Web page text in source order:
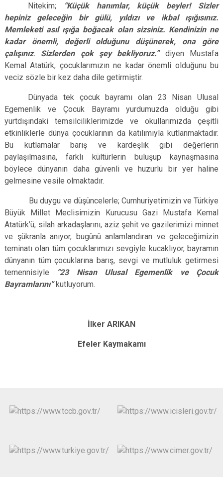
Nitekim;
“Küçük hanımlar, küçük beyler! Sizler
hepiniz geleceğin bir gülü, yıldızı ve ikbal ışığısınız.
Memleketi asıl ışığa boğacak olan sizsiniz. Kendinizin ne
kadar önemli, değerli olduğunu düşünerek, ona göre
çalışınız. Sizlerden çok şey bekliyoruz.”diyen Mustafa
Kemal Atatürk, çocuklarımızın ne kadar önemli olduğunu bu
veciz sözle bir kez daha dile getirmiştir.
Dünyada tek çocuk bayramı olan 23 Nisan Ulusal
Egemenlik ve Çocuk Bayramı yurdumuzda olduğu gibi
yurtdışındaki temsilciliklerimizde ve okullarımızda çeşitli
etkinliklerle dünya çocuklarının da katılımıyla kutlanmaktadır.
Bu kutlamalar barış ve kardeşlik gibi değerlerin
paylaşılmasına, farklı kültürlerin buluşup kaynaşmasına
böylece dünyanın daha güvenli ve huzurlu bir yer haline
gelmesine vesile olmaktadır.
Bu duygu ve düşüncelerle; Cumhuriyetimizin ve Türkiye
Büyük Millet Meclisimizin Kurucusu Gazi Mustafa Kemal
Atatürk’ü, silah arkadaşlarını, aziz şehit ve gazilerimizi minnet
ve şükranla anıyor, bugünü anlamlandıran ve geleceğimizin
teminatı olan tüm çocuklarımızı sevgiyle kucaklıyor, bayramın
dünyanın tüm çocuklarına barış, sevgi ve mutluluk getirmesi
temennisiyle
“23 Nisan Ulusal Egemenlik ve Çocuk
Bayramlarını”kutluyorum.
İlker ARIKAN
Efeler Kaymakamı